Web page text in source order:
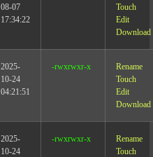
08-07
17:34:22
Touch
Edit
Download
2025-
10-24
04:21:51
-rwxrwxr-x
Rename
Touch
Edit
Download
2025-
10-24
-rwxrwxr-x
Rename
Touch